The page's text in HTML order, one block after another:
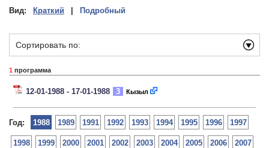
Вид: Краткий Подробный
Сортировать по:
1 программа
12-01-1988 - 17-01-1988 3 Кызыл
Год: 1988 1989 1991 1992 1993 1994 1995 1996 1997
1998 1999 2000 2001 2002 2003 2004 2005 2006 2007